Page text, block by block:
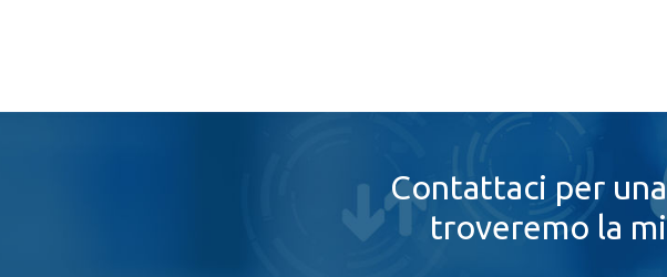
Contattaci per
troveremo la